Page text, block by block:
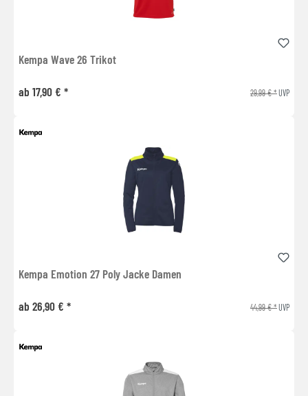
Kempa Wave 26 Trikot
ab 17,90 € * 29,99 € *UVP
Kempa Emotion 27 Poly Jacke Damen
ab 26,90 € * 44,99 € *UVP